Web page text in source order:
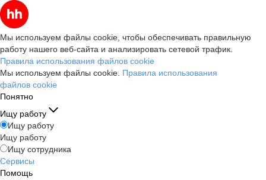
Мы используем файлы cookie, чтобы обеспечивать правильную
работу нашего веб-сайта и анализировать сетевой трафик.
Правила использования файлов cookie
Мы используем файлы cookie. Правила использования
файлов cookie
Понятно
Ищу работу
Ищу работу
Ищу работу
Ищу сотрудника
Сервисы
Помощь